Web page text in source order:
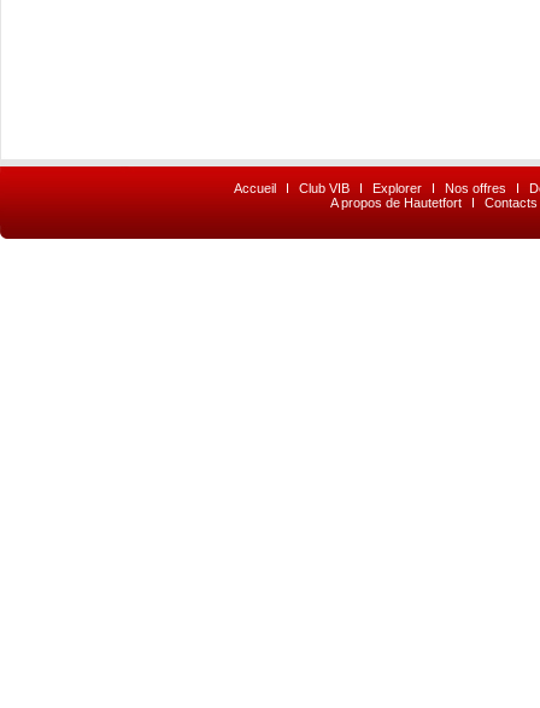
Accueil I Club VIB I Explorer I Nos offres I
A propos de Hautetfort
I Contacts